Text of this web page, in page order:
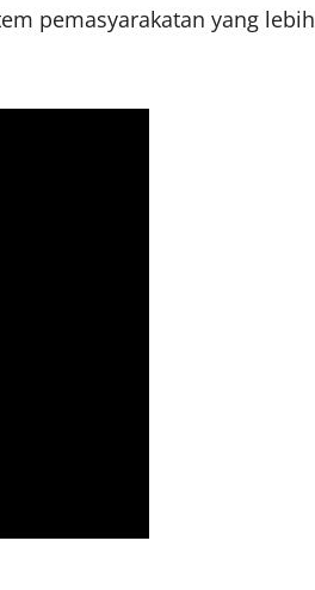
pemasyarakatan yang lebih